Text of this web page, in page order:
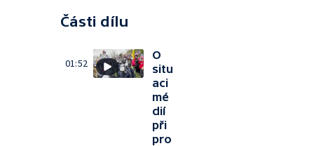
Části dílu
01:52
O
situ
aci
mé
dií
při
pro